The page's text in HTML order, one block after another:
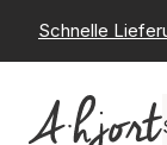
Schnelle